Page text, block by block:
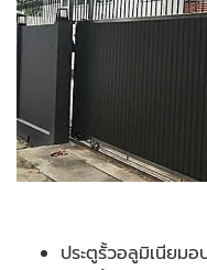
ประตูรั้วอลูมิเนียมอ